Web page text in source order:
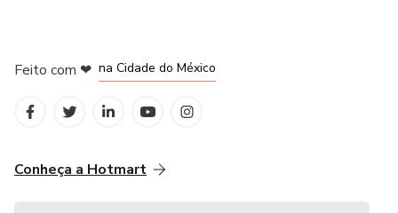
Feito com ❤ na Cidade do México
Conheça a Hotmart